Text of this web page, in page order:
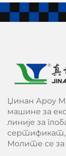
Џинан Ароу
машине за
линије за
сертификат,
Молите се за